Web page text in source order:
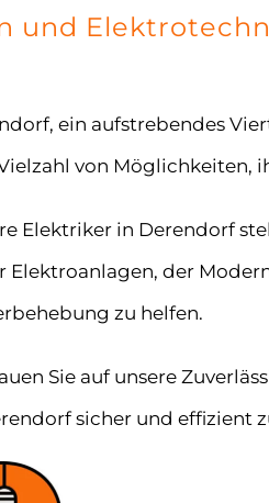
und
ein aufstrebendes
von Möglichkeiten,
Elektriker in Derendorf
Elektroanlagen, der
zu helfen.
Sie auf unsere
sicher und effizient